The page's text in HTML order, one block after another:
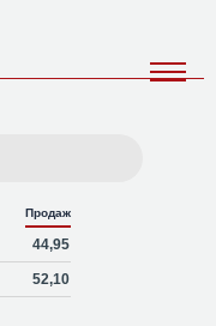
Продаж
44,95
52,10